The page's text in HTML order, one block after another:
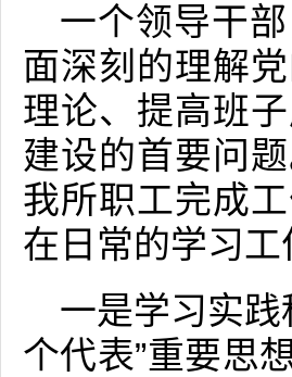
一个领导干
面深刻的理解
理论、提高班
建设的首要问
我所职工完成
在日常的学习
一是学习实
个代表”重要思